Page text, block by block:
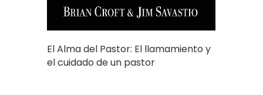
El Alma del Pastor: El llamamiento y
el cuidado de un pastor